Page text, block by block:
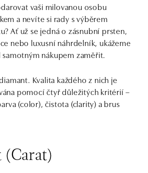
vaši milovanou osobu
a nevíte si rady s výběrem
Ať už se jedná o zásnubní prsten,
nebo luxusní náhrdelník, ukážeme
nákupem zaměřit.
Kvalita každého z nich je
pomocí čtyř důležitých kritérií –
(color), čistota (clarity) a brus
(Carat)